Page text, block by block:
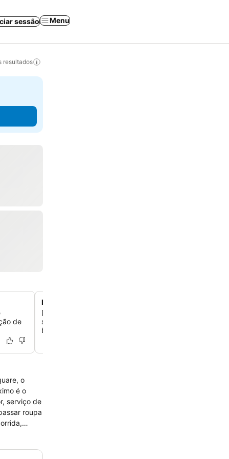
sessão Menu
resultados
de
Degustações de whisky e vinho selecionadas
Delicie-se com degustações de whisky personalizadas
seleção de vinhos finos no pub do local, uma
bancária do edifício.
o
é o
serviço de
roupa